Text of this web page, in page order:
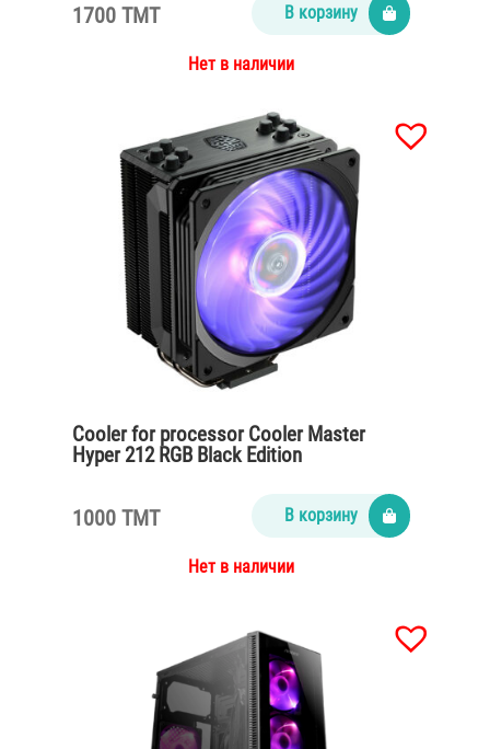
1700 TMT В корзину
Нет в наличии
Cooler for processor Cooler Master
Hyper 212 RGB Black Edition
1000 TMT В корзину
Нет в наличии